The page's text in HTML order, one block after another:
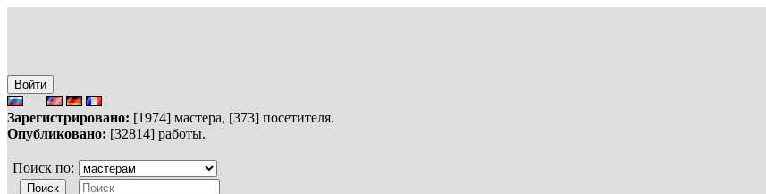
Войти
Зарегистрировано: [1974] мастера, [373] посетителя.
Опубликовано: [32814] работы.
Поиск по: